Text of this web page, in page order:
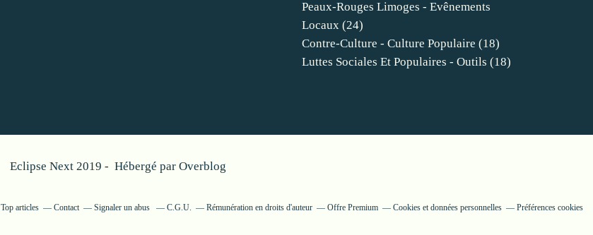
Peaux-Rouges Limoges - Evênements
Locaux (24)
Contre-Culture - Culture Populaire (18)
Luttes Sociales Et Populaires - Outils (18)
Eclipse Next 2019 - Hébergé par Overblog
Top articles Contact Signaler un abus C.G.U. Rémunération en droits d'auteur Offre Premium Cookies et données personnelles Préférences cookies